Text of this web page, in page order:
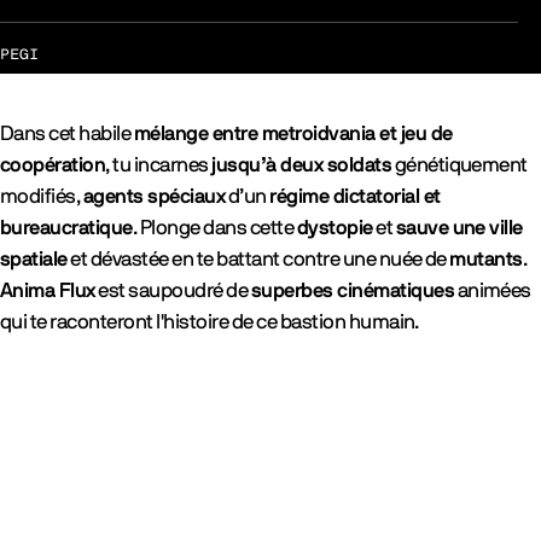
PEGI
Dans cet habilemélange entre metroidvania et jeu de
coopération, tu incarnes jusqu’à deux soldatsgénétiquement
modifiés,agents spéciauxd’un régime dictatorial et
bureaucratique. Plonge dans cettedystopieetsauve une ville
spatialeet dévastée en te battant contre une nuée demutants.
Anima Fluxest saupoudré desuperbes cinématiquesanimées
qui te raconteront l'histoire de ce bastion humain.